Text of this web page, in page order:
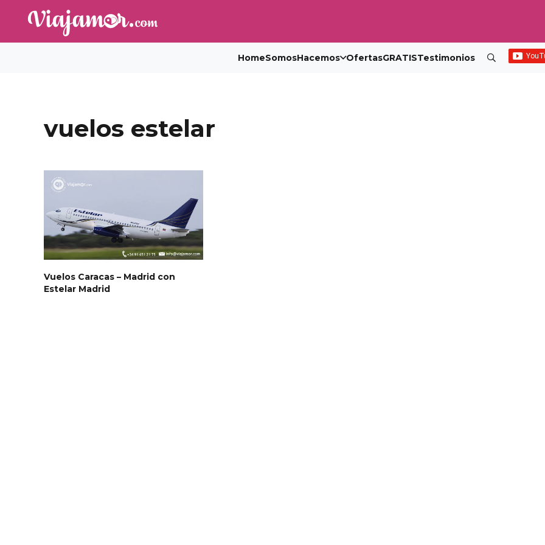
HomeSomosHacemos OfertasGRATISTestimonios
vuelos estelar
Vuelos Caracas – Madrid con
Estelar Madrid